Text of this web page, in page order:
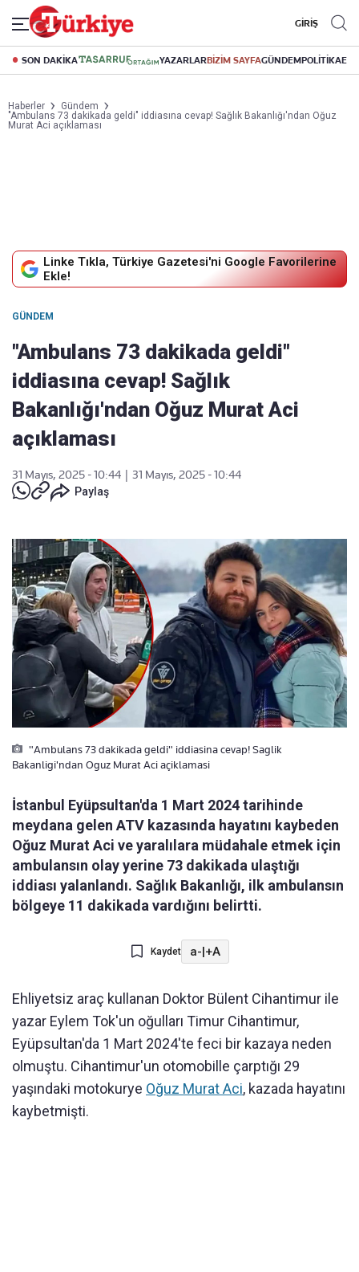
GİRİŞ
SON DAKİKA YAZARLARBİZİM SAYFAGÜNDEMPOLİTİKA
Haberler
Gündem
"Ambulans 73 dakikada geldi" iddiasına cevap! Sağlık Bakanlığı'ndan Oğuz
Murat Aci açıklaması
Linke Tıkla, Türkiye Gazetesi'ni Google Favorilerine
Ekle!
GÜNDEM
"Ambulans 73 dakikada geldi"
iddiasına cevap! Sağlık
Bakanlığı'ndan Oğuz Murat Aci
açıklaması
31 Mayıs, 2025 - 10:44
31 Mayıs, 2025 - 10:44
Paylaş
"Ambulans 73 dakikada geldi" iddiasina cevap! Saglik
Bakanligi'ndan Oguz Murat Aci açiklamasi
İstanbul Eyüpsultan'da 1 Mart 2024 tarihinde
meydana gelen ATV kazasında hayatını kaybeden
Oğuz Murat Aci ve yaralılara müdahale etmek için
ambulansın olay yerine 73 dakikada ulaştığı
iddiası yalanlandı. Sağlık Bakanlığı, ilk ambulansın
bölgeye 11 dakikada vardığını belirtti.
Kaydet a-|+A
Ehliyetsiz araç kullanan Doktor Bülent Cihantimur ile
yazar Eylem Tok'un oğulları Timur Cihantimur,
Eyüpsultan'da 1 Mart 2024'te feci bir kazaya neden
olmuştu. Cihantimur'un otomobille çarptığı 29
yaşındaki motokurye Oğuz Murat Aci, kazada hayatını
kaybetmişti.